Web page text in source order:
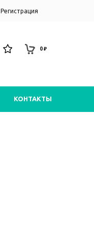
Регистрация
0 ₽
КОНТАКТЫ